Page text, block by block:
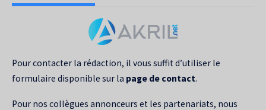
recherche
Pour contacter la rédaction, il vous suffit d’utiliser le
formulaire disponible sur la page de contact.
Pour nos collègues annonceurs et les partenariats, nous